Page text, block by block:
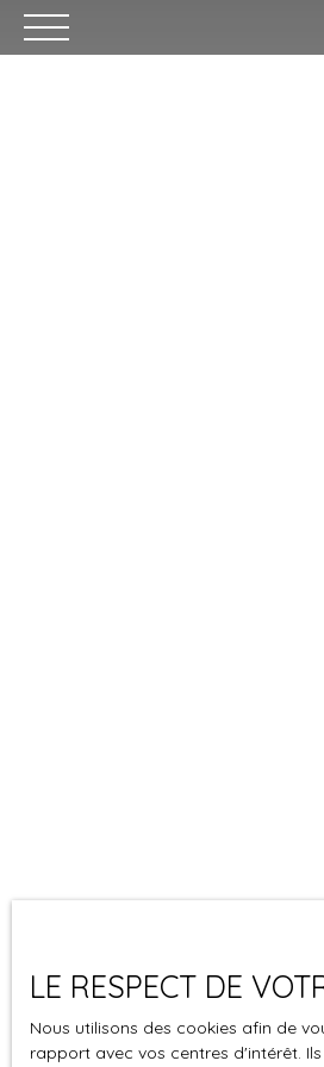
LE RESPECT DE
Nous utilisons des cookies afin de
rapport avec vos centres d'intérêt.